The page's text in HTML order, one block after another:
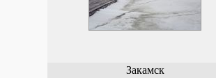
Закамск